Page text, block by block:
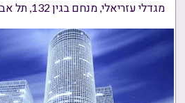
מגדלי עזריאלי, מנחם בגין 132, תל אביב